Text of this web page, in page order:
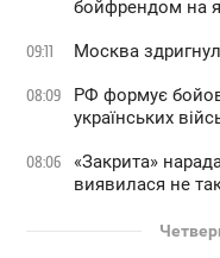
бойфрендом на
09:11 Москва
08:09
РФ формує
українських
08:06
«Закрита»
виявилася не